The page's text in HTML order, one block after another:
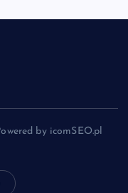
by icomSEO.pl